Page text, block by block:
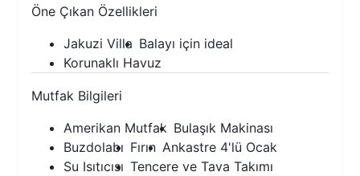
Öne Çıkan Özellikleri
Jakuzi Villa Balayı için ideal
Korunaklı Havuz
Mutfak Bilgileri
Amerikan Mutfak Bulaşık Makinası
Buzdolabı Fırın Ankastre 4'lü Ocak
Su Isıtıcısı Tencere ve Tava Takımı